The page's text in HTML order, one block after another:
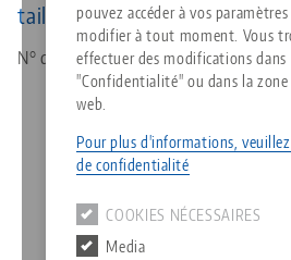
pouvez accéder à vos
modifier à tout moment. Vous
effectuer des modifications dans
"Confidentialité" ou dans la
web.
Pour plus d'informations,
de confidentialité
COOKIES NÉCESSAIRES
Media
Services
Quicklinks
Search
Téléchargements
Downloads
taille du système 77,
N° d'art 66930